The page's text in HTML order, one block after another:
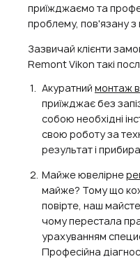
приїжджаємо та
проблему, пов'язану з
Зазвичай клієнти
Remont Vikon такі
Акуратний монтаж
приїжджає без
собою необхідні
свою роботу за
результат і
Майже ювелірне
майже? Тому що
повірте, наш
чому перестала
урахуванням
Професійна